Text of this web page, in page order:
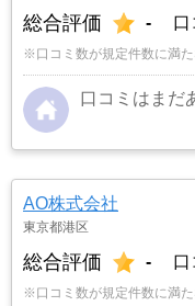
総合評価 - 口
※口コミ数が規定件数に満た
口コミはまだ
AO株式会社
東京都港区
総合評価 - 口
※口コミ数が規定件数に満た